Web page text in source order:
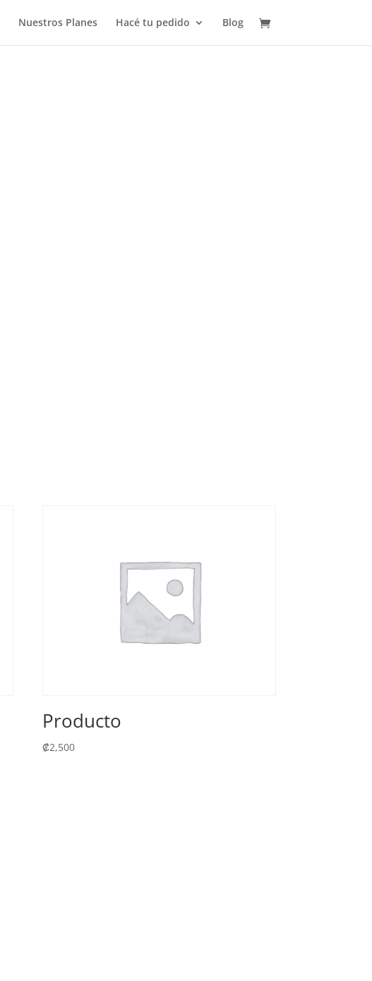
Nuestros Planes Hacé tu pedido Blog
Producto
₡2,500